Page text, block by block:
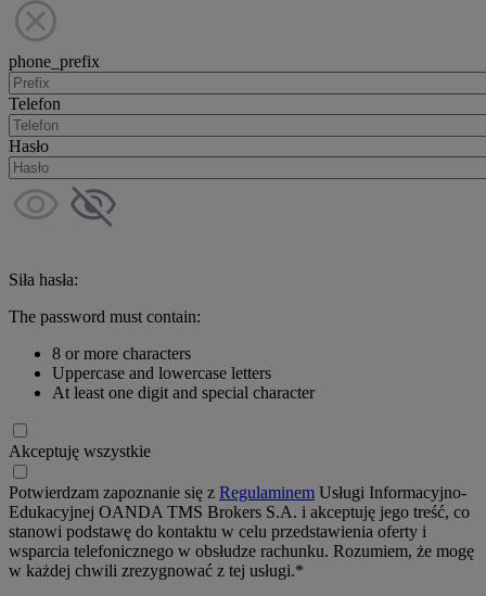
phone_prefix
Telefon
Hasło
Siła hasła:
The password must contain:
8 or more characters
Uppercase and lowercase letters
At least one digit and special character
Akceptuję wszystkie
Potwierdzam zapoznanie się z Regulaminem Usługi Informacyjno-
Edukacyjnej OANDA TMS Brokers S.A. i akceptuję jego treść, co
stanowi podstawę do kontaktu w celu przedstawienia oferty i
wsparcia telefonicznego w obsłudze rachunku. Rozumiem, że mogę
w każdej chwili zrezygnować z tej usługi.*